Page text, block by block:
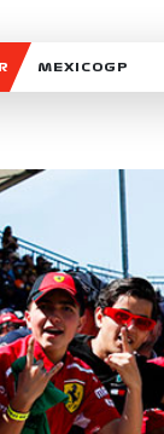
MEXICOGP
CELEBRA CON